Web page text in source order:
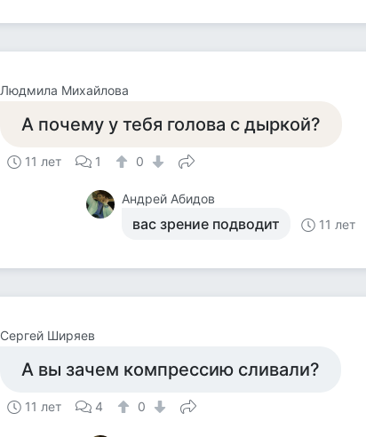
Людмила Михайлова
А почему у тебя голова с дыркой?
11 лет 1 0
Андрей Абидов
вас зрение подводит 11 лет
Сергей Ширяев
А вы зачем компрессию сливали?
11 лет 4 0